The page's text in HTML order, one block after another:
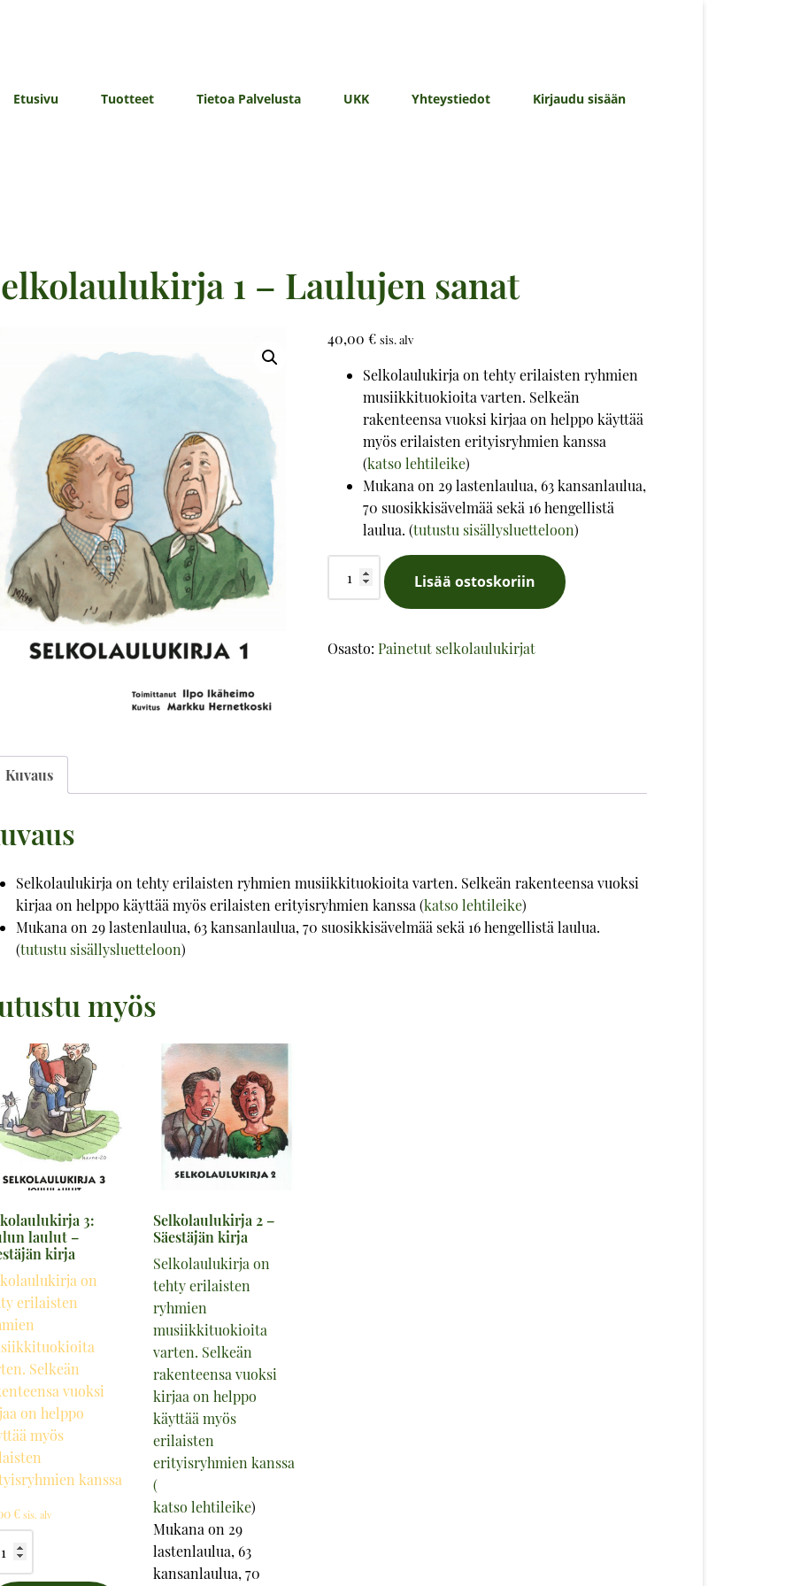
Etusivu Tuotteet Tietoa Palvelusta UKK Yhteystiedot Kirjaudu sisään
1 – Laulujen sanat
40,00 € sis. alv
Selkolaulukirja on tehty erilaisten ryhmien
musiikkituokioita varten. Selkeän
rakenteensa vuoksi kirjaa on helppo käyttää
myös erilaisten erityisryhmien kanssa
(katso lehtileike)
Mukana on 29 lastenlaulua, 63 kansanlaulua,
70 suosikkisävelmää sekä 16 hengellistä
laulua. (tutustu sisällysluetteloon)
Selkolaulukirja
sanat
Lisää ostoskoriin
Osasto: Painetut selkolaulukirjat
Kuvaus
Selkolaulukirja on tehty erilaisten ryhmien musiikkituokioita varten. Selkeän rakenteensa vuoksi
kirjaa on helppo käyttää myös erilaisten erityisryhmien kanssa (katso lehtileike)
Mukana on 29 lastenlaulua, 63 kansanlaulua, 70 suosikkisävelmää sekä 16 hengellistä laulua.
(tutustu sisällysluetteloon)
myös
3:
laulut –
kirja
on
erilaisten
Selkeän
vuoksi
on helppo
myös
kanssa
€ sis. alv
Selkolaulukirja 2 –
Säestäjän kirja
Selkolaulukirja on
tehty erilaisten
ryhmien
musiikkituokioita
varten. Selkeän
rakenteensa vuoksi
kirjaa on helppo
käyttää myös
erilaisten
erityisryhmien kanssa
(
katso lehtileike)
Mukana on 29
lastenlaulua, 63
kansanlaulua, 70